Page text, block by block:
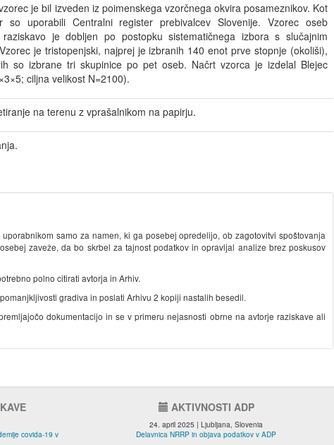
je bil izveden iz poimenskega vzorčnega okvira posameznikov. Kot
so uporabili Centralni register prebivalcev Slovenije. Vzorec oseb
je dobljen po postopku sistematičnega izbora s slučajnim
je tristopenjski, najprej je izbranih 140 enot prve stopnje (okoliši),
so izbrane tri skupinice po pet oseb. Načrt vzorca je izdelal Blejec
ciljna velikost N=2100).
na terenu z vprašalnikom na papirju.
samo za namen, ki ga posebej opredelijo, ob zagotovitvi spoštovanja
zaveže, da bo skrbel za tajnost podatkov in opravljal analize brez poskusov
polno citirati avtorja in Arhiv.
gradiva in poslati Arhivu 2 kopiji nastalih besedil.
dokumentacijo in se v primeru nejasnosti obrne na avtorje raziskave ali
covida-19 v
AKTIVNOSTI ADP
24. april 2025 | Ljubljana, Slovenia
Delavnica NRRP in objava podatkov v ADP